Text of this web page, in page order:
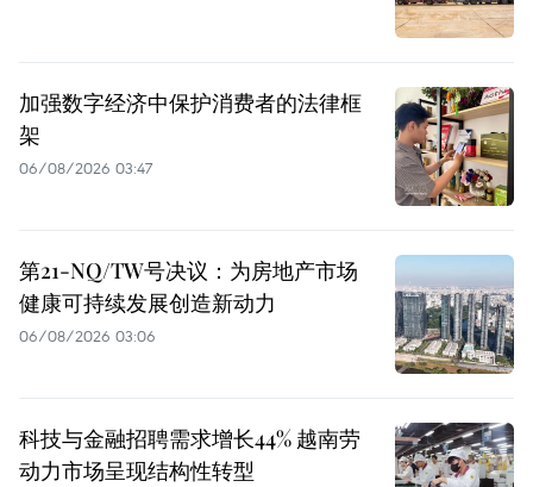
加强数字经济中保护消费者的法律框
架
06/08/2026 03:47
第21-NQ/TW号决议：为房地产市场
健康可持续发展创造新动力
06/08/2026 03:06
科技与金融招聘需求增长44% 越南劳
动力市场呈现结构性转型